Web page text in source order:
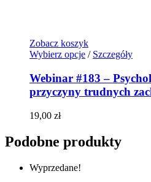
Zobacz koszyk
Wybierz opcje / Szczegóły
Webinar #183 –
przyczyny trudnych
19,00 zł
Podobne produkty
Wyprzedane!